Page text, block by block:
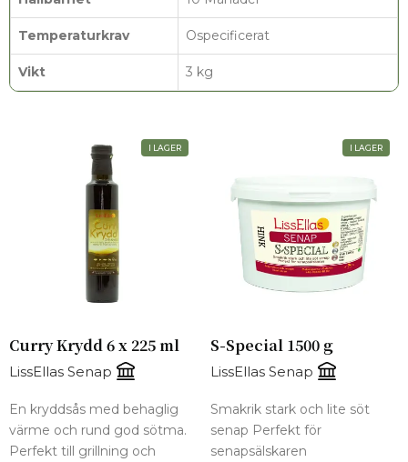
Temperaturkrav Ospecificerat
Vikt 3 kg
I LAGER
Curry Krydd 6 x 225 ml
LissEllas Senap
En kryddsås med behaglig
värme och rund god sötma.
Perfekt till grillning och
I LAGER
S-Special 1500 g
LissEllas Senap
Smakrik stark och lite söt
senap Perfekt för
senapsälskaren